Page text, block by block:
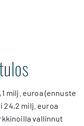
milj. euroa (ennuste
24,2 milj. euroa
vallinnut